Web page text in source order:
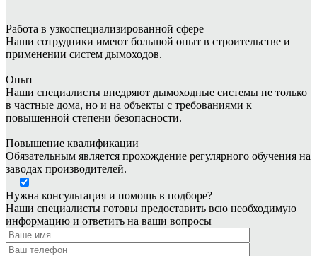
Работа в узкоспециализированной сфере
Наши сотрудники имеют большой опыт в строительстве и
применении систем дымоходов.
Опыт
Наши специалисты внедряют дымоходные системы не только
в частные дома, но и на объекты с требованиями к
повышенной степени безопасности.
Повышение квалификации
Обязательным является прохождение регулярного обучения на
заводах производителей.
Нужна консультация и помощь в подборе?
Наши специалисты готовы предоставить всю необходимую
информацию и ответить на ваши вопросы